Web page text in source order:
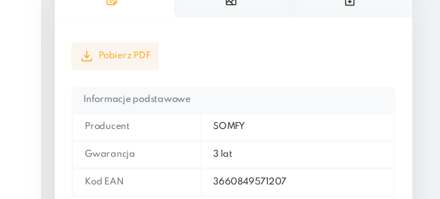
Pobierz PDF
Informacje podstawowe
Producent SOMFY
Gwarancja 3 lat
Kod EAN 3660849571207